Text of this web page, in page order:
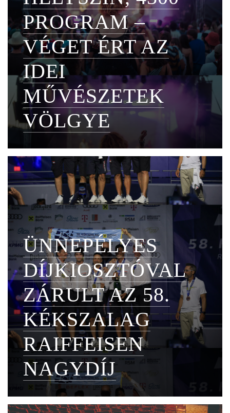
PROGRAM –
VÉGET ÉRT AZ
IDEI
MŰVÉSZETEK
VÖLGYE
ÜNNEPÉLYES
DÍJKIOSZTÓVAL
ZÁRULT AZ 58.
KÉKSZALAG
RAIFFEISEN
NAGYDÍJ